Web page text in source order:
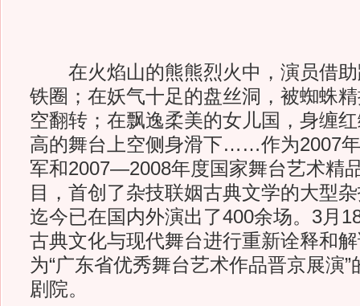
在火焰山的熊熊烈火中，演员借助
铁圈；在妖气十足的盘丝洞，被蜘蛛
空翻转；在飘逸柔美的女儿国，身缠
高的舞台上空侧身滑下……作为2007年
军和2007—2008年度国家舞台艺术精
目，首创了杂技联姻古典文学的大型
迄今已在国内外演出了400余场。3月
古典文化与现代舞台进行重新诠释和
为“广东省优秀舞台艺术作品晋京展演
剧院。